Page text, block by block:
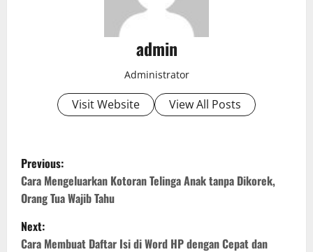
admin
Administrator
Visit Website View All Posts
P
o
s
Previous:
Cara Mengeluarkan Kotoran Telinga Anak tanpa Dikorek,
Orang Tua Wajib Tahu
Next:
Cara Membuat Daftar Isi di Word HP dengan Cepat dan